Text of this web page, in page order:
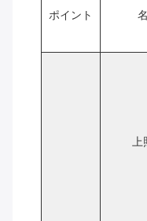
ポイント
上